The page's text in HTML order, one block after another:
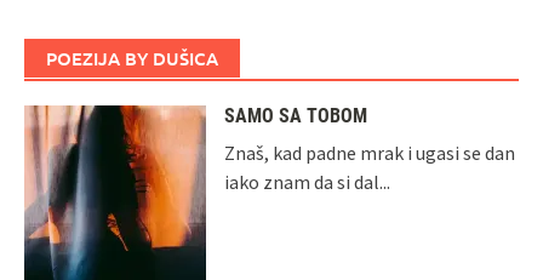
POEZIJA BY DUŠICA
SAMO SA TOBOM
Znaš, kad padne mrak i ugasi se dan
iako znam da si dal...